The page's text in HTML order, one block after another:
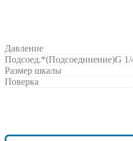
Давление
Подсоед.*(Подсоединение)G
Размер шкалы
Поверка